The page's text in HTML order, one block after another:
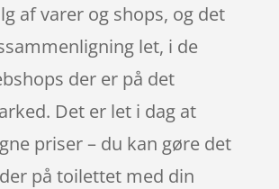
af varer og shops, og det
let, i de
der er på det
Det er let i dag at
priser – du kan gøre det
på toilettet med din